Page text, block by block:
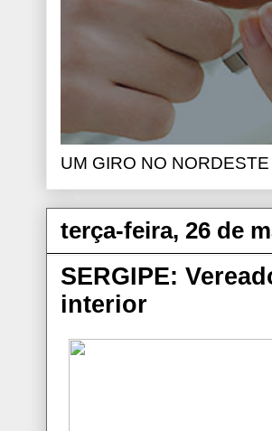
UM GIRO NO NORDESTE
terça-feira, 26 de
SERGIPE:
interior